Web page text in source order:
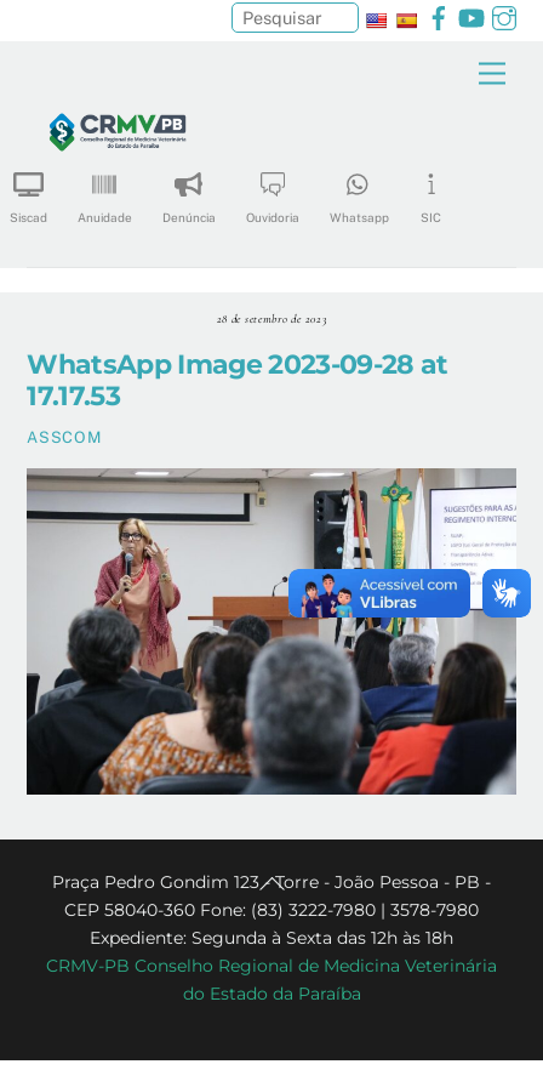
content
Facebook
Siscad Anuidade Denúncia Ouvidoria Whatsapp SIC
Pesquisar
28 de setembro de 2023
WhatsApp Image 2023-09-28 at
17.17.53
ASSCOM
Back
To
Top
Praça Pedro Gondim 123 - Torre - João Pessoa - PB -
CEP 58040-360 Fone: (83) 3222-7980 | 3578-7980
Expediente: Segunda à Sexta das 12h às 18h
CRMV-PB Conselho Regional de Medicina Veterinária
do Estado da Paraíba